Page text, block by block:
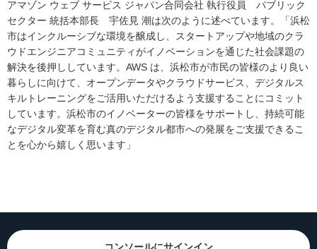
アマゾン ウェブ サービス ジャパン合同会社 執行役員 パブリック
セクター 統括本部長 宇佐見 潮は次のように述べています。「浜松
市はインクルーシブな環境を醸成し、スタートアップや地域のクラ
ウドエンジニアコミュニティがイノベーションを通じた社会課題の
解決を後押ししています。AWS は、浜松市が市民の皆様のより良い
暮らしに向けて、オープンデータやクラウドサービス、デジタルス
キルトレーニングをご活用いただけるよう支援することにコミット
しています。浜松市のイノベーターの皆様をサポートし、持続可能
なデジタル変革を育む真のデジタル都市への発展をご支援できるこ
とを心から嬉しく思います」